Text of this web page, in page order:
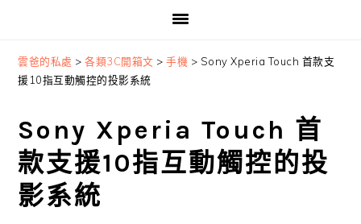
雲爸的私處 >各類3C開箱文 >手機 > Sony Xperia Touch 首款支
援10指互動觸控的投影系統
Sony Xperia Touch 首
款支援10指互動觸控的投
影系統